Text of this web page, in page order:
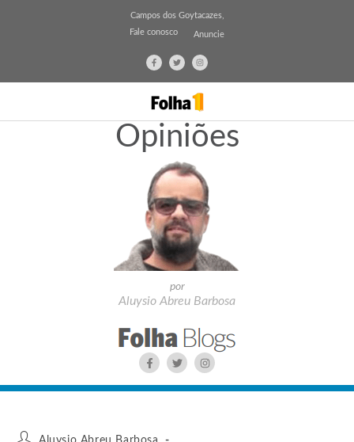
Campos dos Goytacazes,
Fale conosco
Anuncie
Opiniões
por
Aluysio Abreu Barbosa